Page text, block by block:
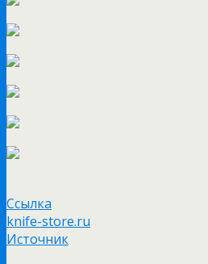
Ссылка
knife-store.ru
Источник